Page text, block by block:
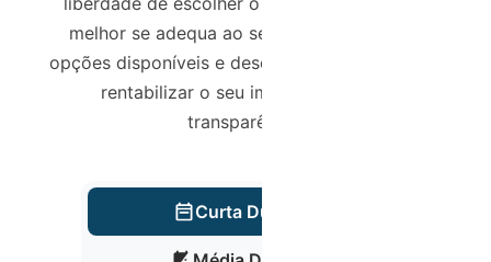
melhor se adequa ao seu perfil. Confira as
opções disponíveis e descubra como podemos
rentabilizar o seu imóvel com total
transparência.
Curta Duração